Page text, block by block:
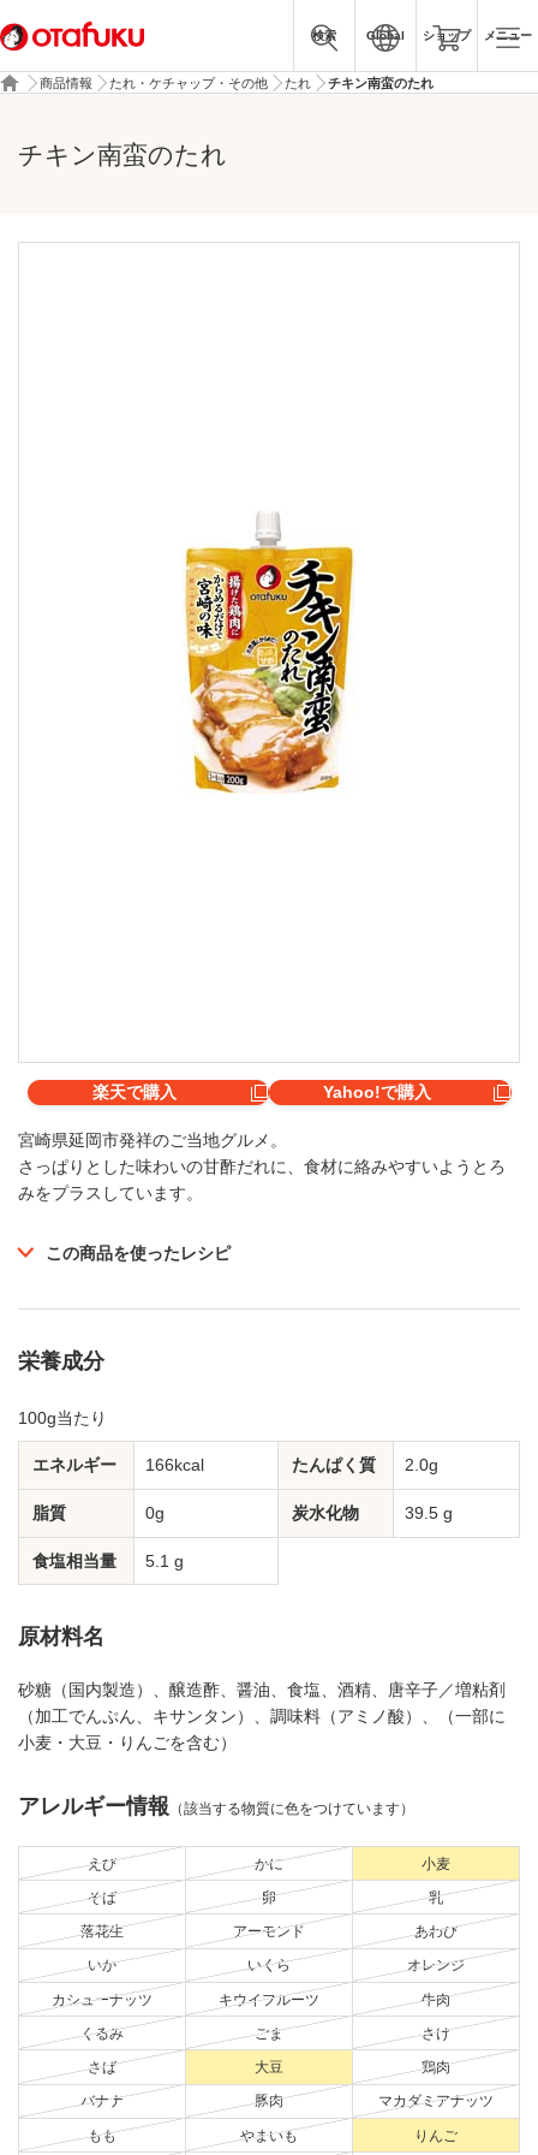
検索 Global ショップ メニュー
商品情報 たれ・ケチャップ・その他 たれ チキン南蛮のたれ
チキン南蛮のたれ
楽天で購入 Yahoo!で購入
宮崎県延岡市発祥のご当地グルメ。
さっぱりとした味わいの甘酢だれに、食材に絡みやすいようとろ
みをプラスしています。
この商品を使ったレシピ
栄養成分
100g当たり
エネルギー 166kcal たんぱく質 2.0g
脂質 0g 炭水化物 39.5 g
食塩相当量 5.1 g
原材料名
砂糖（国内製造）、醸造酢、醤油、食塩、酒精、唐辛子／増粘剤
（加工でんぷん、キサンタン）、調味料（アミノ酸）、（一部に
小麦・大豆・りんごを含む）
アレルギー情報 （該当する物質に色をつけています）
えび かに 小麦
そば 卵 乳
落花生 アーモンド あわび
いか いくら オレンジ
カシューナッツ キウイフルーツ 牛肉
くるみ ごま さけ
さば 大豆 鶏肉
バナナ 豚肉 マカダミアナッツ
もも やまいも りんご